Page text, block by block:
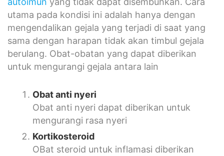
utama pada kondisi ini adalah hanya dengan
mengendalikan gejala yang terjadi di saat yang
sama dengan harapan tidak akan timbul gejala
berulang. Obat-obatan yang dapat diberikan
untuk mengurangi gejala antara lain
Obat anti nyeri
Obat anti nyeri dapat diberikan untuk
mengurangi rasa nyeri
Kortikosteroid
OBat steroid untuk inflamasi diberikan